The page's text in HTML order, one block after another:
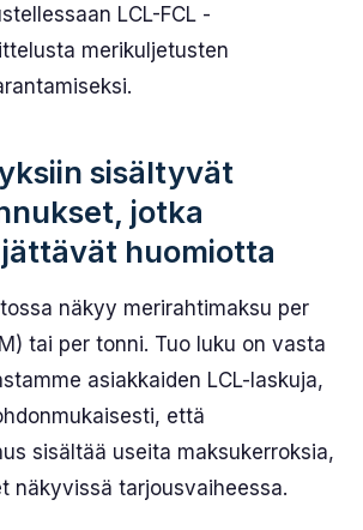
LCL-FCL -
merikuljetusten
sisältyvät
jotka
huomiotta
näkyy merirahtimaksu per
tai per tonni. Tuo luku on vasta
asiakkaiden LCL-laskuja,
että
sisältää useita maksukerroksia,
näkyvissä tarjousvaiheessa.